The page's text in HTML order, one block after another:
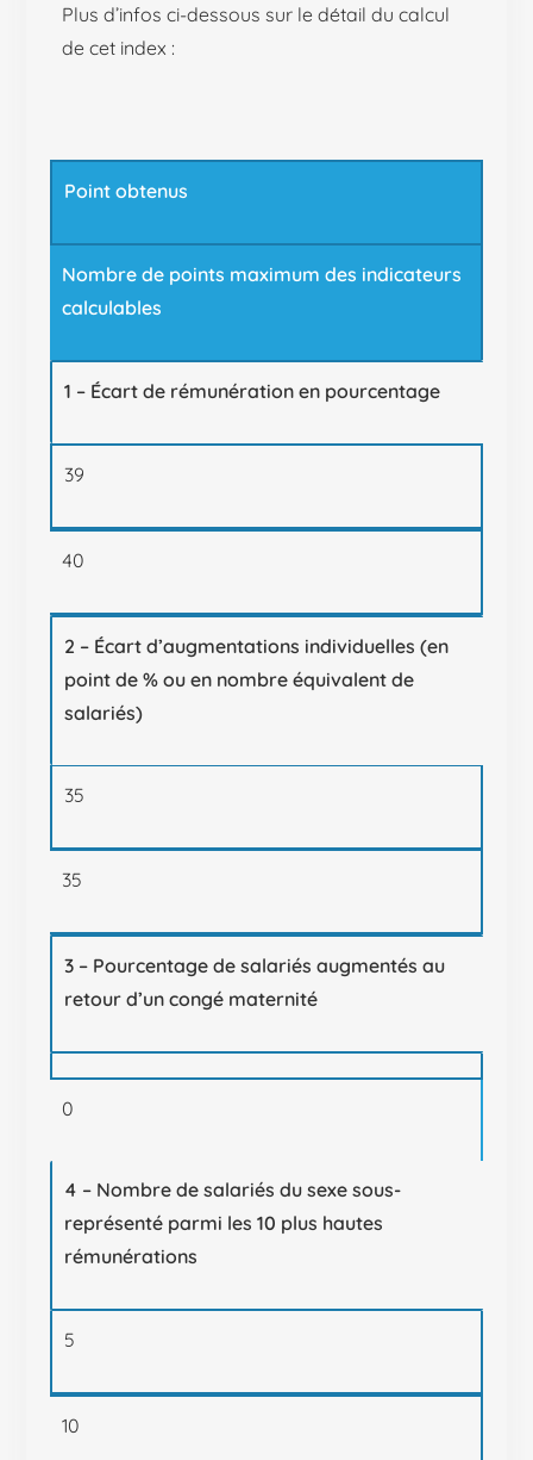
Plus d’infos ci-dessous sur le détail du calcul
de cet index :
Point obtenus
Nombre de points maximum des indicateurs
calculables
1 – Écart de rémunération en pourcentage
39
40
2 – Écart d’augmentations individuelles (en
point de % ou en nombre équivalent de
salariés)
35
35
3 – Pourcentage de salariés augmentés au
retour d’un congé maternité
0
4 – Nombre de salariés du sexe sous-
représenté parmi les 10 plus hautes
rémunérations
5
10